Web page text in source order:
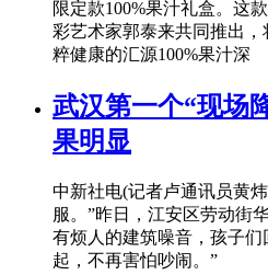
限定款100%果汁礼盒。这
彩艺术家郭泰来共同推出
粹健康的汇源100%果汁深
武汉第一个“现场
果明显
中新社电(记者卢通讯员黄
服。”昨日，江安区劳动街
有烦人的建筑噪音，孩子
起，不再害怕吵闹。”